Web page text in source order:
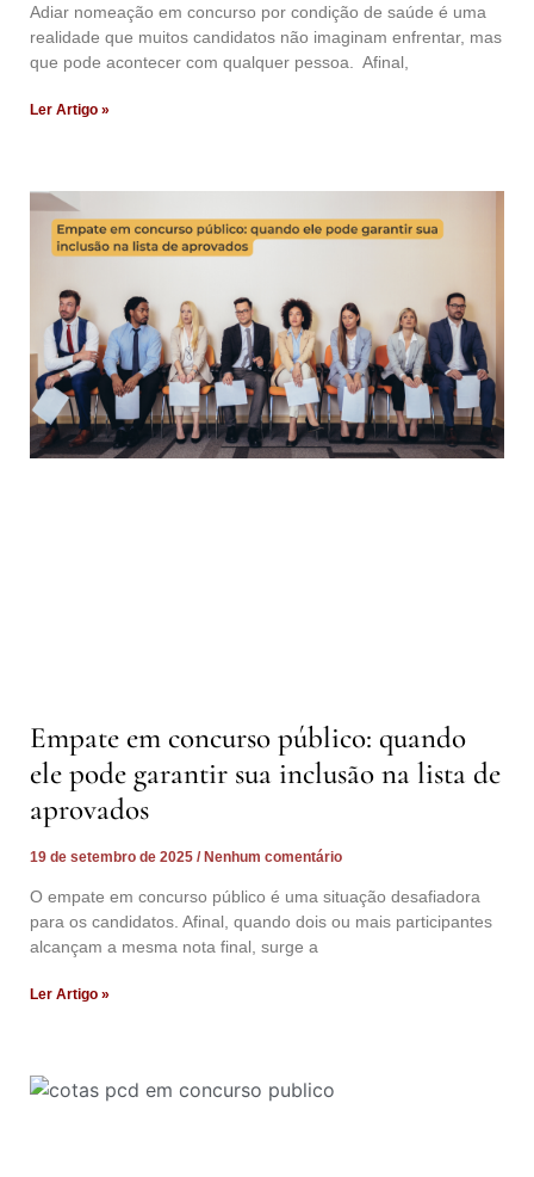
Adiar nomeação em concurso por condição de saúde é uma
realidade que muitos candidatos não imaginam enfrentar, mas
que pode acontecer com qualquer pessoa. Afinal,
Ler Artigo »
Empate em concurso público: quando
ele pode garantir sua inclusão na lista de
aprovados
19 de setembro de 2025 Nenhum comentário
O empate em concurso público é uma situação desafiadora
para os candidatos. Afinal, quando dois ou mais participantes
alcançam a mesma nota final, surge a
Ler Artigo »